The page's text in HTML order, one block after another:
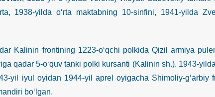
1938-yilda o‘rta maktabning 10-sinfini, 1941-yilda
frontining 1223-o‘qchi polkida Qizil armiya
qadar 5-o‘quv tanki polki kursanti (Kalinin sh.). 1943-
yil iyul oyidan 1944-yil aprel oyigacha Shimoliy-g‘arbiy
bo‘lgan.